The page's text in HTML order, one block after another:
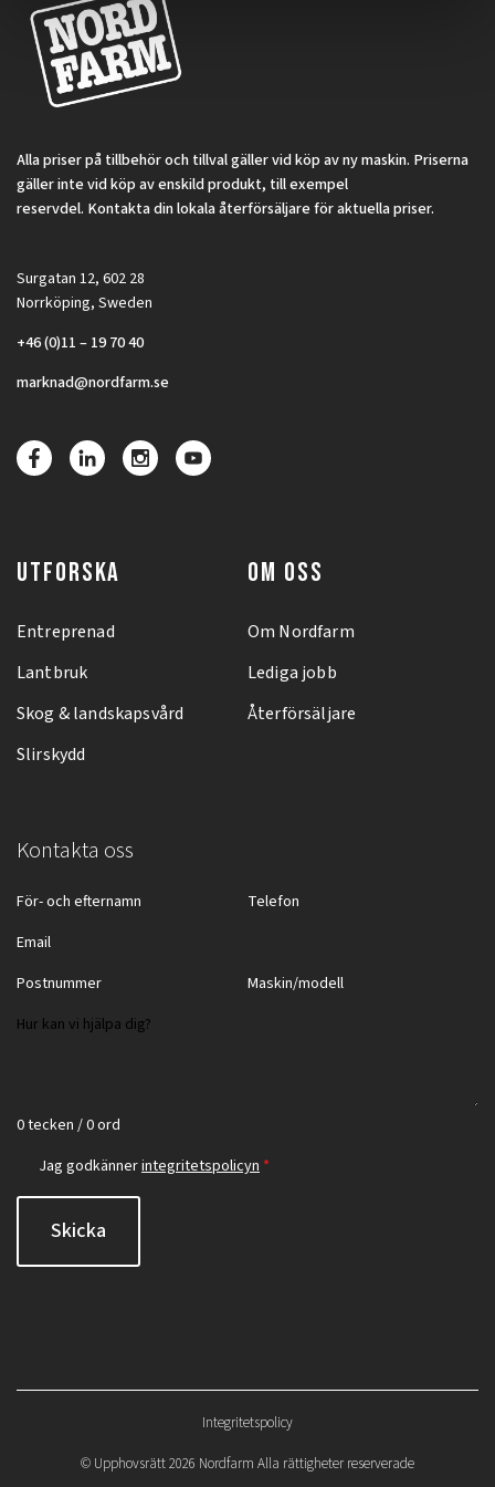
Alla priser på tillbehör och tillval gäller vid köp av ny maskin. Priserna
gäller inte vid köp av enskild produkt, till exempel
reservdel. Kontakta din lokala återförsäljare för aktuella priser.
Surgatan 12, 602 28
Norrköping, Sweden
+46 (0)11 – 19 70 40
marknad@nordfarm.se
UTFORSKA
Entreprenad
Lantbruk
Skog & landskapsvård
Slirskydd
OM OSS
Om Nordfarm
Lediga jobb
Återförsäljare
Kontakta oss
0 tecken / 0 ord
Jag godkännerintegritetspolicyn *
Skicka
Integritetspolicy
© Upphovsrätt 2026 Nordfarm Alla rättigheter reserverade